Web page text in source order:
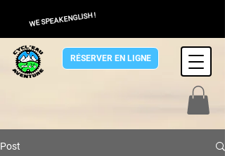
WE SPEAK ENGLISH !
RÉSERVER EN LIGNE
Post